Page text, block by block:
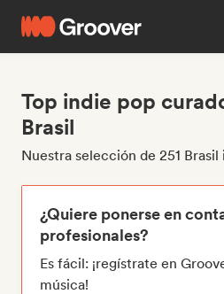
Top indie pop
Brasil
Nuestra selección de 251
¿Quiere ponerse en
profesionales?
Es fácil: ¡regístrate en
música!